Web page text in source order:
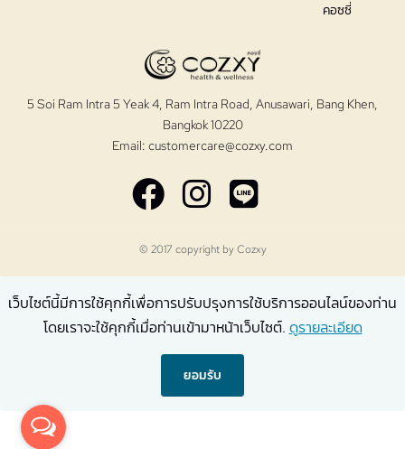
คอซซี่
5 Soi Ram Intra 5 Yeak 4, Ram Intra Road, Anusawari, Bang Khen,
Bangkok 10220
Email: customercare@cozxy.com
© 2017 copyright byCozxy
เว็บไซต์นี้มีการใช้คุกกี้เพื่อการปรับปรุงการใช้บริการออนไลน์ของท่าน
โดยเราจะใช้คุกกี้เมื่อท่านเข้ามาหน้าเว็บไซต์. ดูรายละเอียด
ยอมรับ